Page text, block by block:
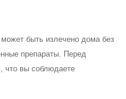
быть излечено дома без
препараты. Перед
что вы соблюдаете